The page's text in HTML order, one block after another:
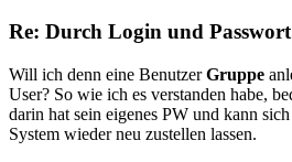
Re: Durch Login und
Will ich denn eine BenutzerGruppe
User? So wie ich es verstanden habe,
darin hat sein eigenes PW und kann
System wieder neu zustellen lassen.